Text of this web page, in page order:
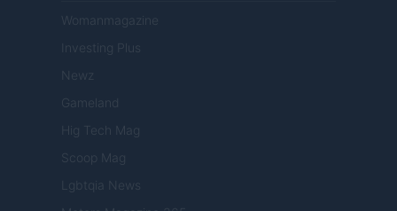
Womanmagazine
Investing Plus
Newz
Gameland
Hig Tech Mag
Scoop Mag
Lgbtqia News